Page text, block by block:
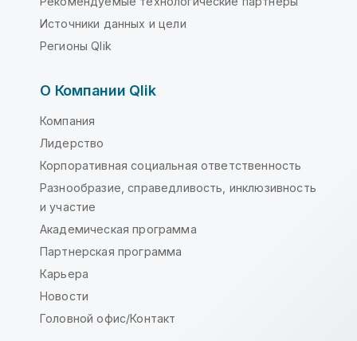
Источники данных и цели
Регионы Qlik
О Компании Qlik
Компания
Лидерство
Корпоративная социальная ответственность
Разнообразие, справедливость, инклюзивность
и участие
Академическая программа
Партнерская программа
Карьера
Новости
Головной офис/Контакт